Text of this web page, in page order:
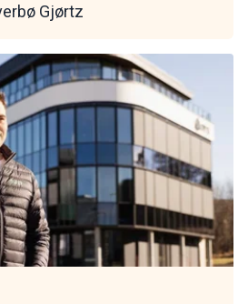
Gjørtz